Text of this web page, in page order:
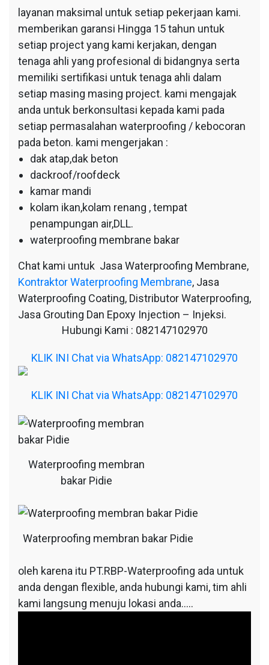
layanan maksimal untuk setiap pekerjaan kami.
memberikan garansi Hingga 15 tahun untuk
setiap project yang kami kerjakan, dengan
tenaga ahli yang profesional di bidangnya serta
memiliki sertifikasi untuk tenaga ahli dalam
setiap masing masing project. kami mengajak
anda untuk berkonsultasi kepada kami pada
setiap permasalahan waterproofing / kebocoran
pada beton. kami mengerjakan :
dak atap,dak beton
dackroof/roofdeck
kamar mandi
kolam ikan,kolam renang , tempat
penampungan air,DLL.
waterproofing membrane bakar
Chat kami untuk Jasa Waterproofing Membrane,
Kontraktor Waterproofing Membrane, Jasa
Waterproofing Coating, Distributor Waterproofing,
Jasa Grouting Dan Epoxy Injection – Injeksi.
Hubungi Kami : 082147102970
KLIK INI Chat via WhatsApp: 082147102970
KLIK INI Chat via WhatsApp: 082147102970
Waterproofing membran
bakar Pidie
Waterproofing membran bakar Pidie
oleh karena itu PT.RBP-Waterproofing ada untuk
anda dengan flexible, anda hubungi kami, tim ahli
kami langsung menuju lokasi anda…..